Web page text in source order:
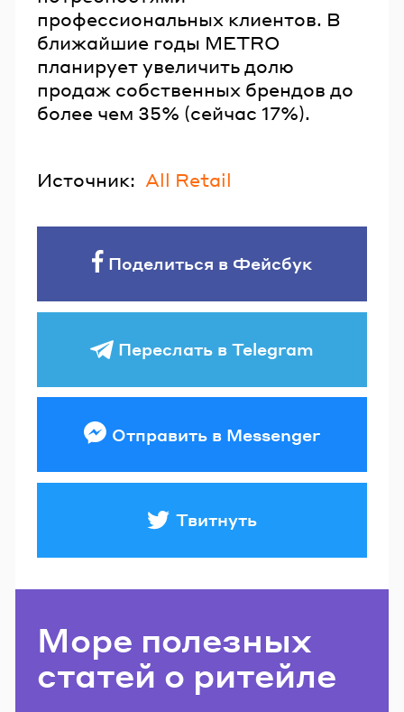
профессиональных клиентов. В
ближайшие годы METRO
планирует увеличить долю
продаж собственных брендов до
более чем 35% (сейчас 17%).
Источник: All Retail
Поделиться в Фейсбук
Переслать в Telegram
Отправить в Messenger
Твитнуть
Море полезных
статей о ритейле